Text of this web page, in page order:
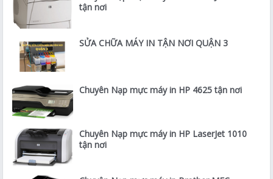
tận nơi
SỬA CHỮA MÁY IN TẬN NƠI QUẬN 3
Chuyên Nạp mực máy in HP 4625 tận nơi
Chuyên Nạp mực máy in HP LaserJet 1010
tận nơi